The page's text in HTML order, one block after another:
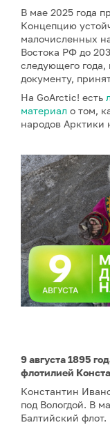
В мае 2025 года
Концепцию
малочисленных
Востока РФ до
следующего
документу,
На GoArctic! есть
материал о том,
народов Арктики
9 августа 1895
флотилией
Константин
под Вологдой. В
Балтийский флот.